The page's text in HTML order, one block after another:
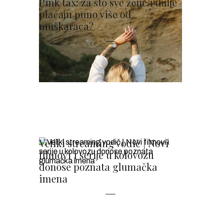
plaćaju puno više od
muškaraca?
Veliki streaming vodič | Novi
filmovi i serije u kolovozu
donose poznata glumačka
imena